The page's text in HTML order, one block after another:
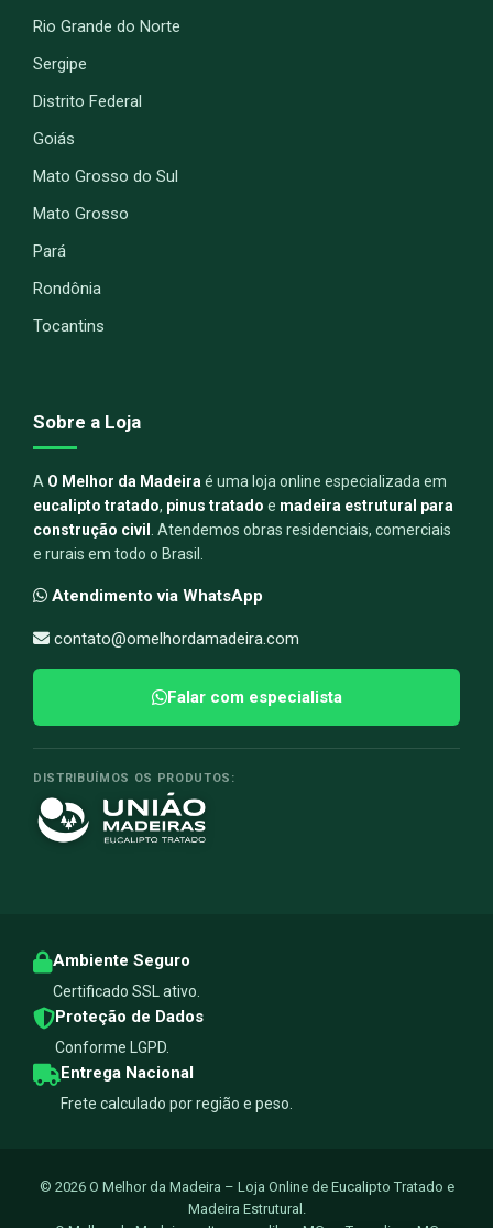
Rio Grande do Norte
Sergipe
Distrito Federal
Goiás
Mato Grosso do Sul
Mato Grosso
Pará
Rondônia
Tocantins
Sobre a Loja
A O Melhor da Madeiraé uma loja online especializada em
eucalipto tratado, pinus tratado e madeira estrutural para
construção civil . Atendemos obras residenciais, comerciais
e rurais em todo o Brasil.
Atendimento via WhatsApp
contato@omelhordamadeira.com
Falar com especialista
DISTRIBUÍMOS OS PRODUTOS:
Ambiente Seguro
Certificado SSL ativo.
Proteção de Dados
Conforme LGPD.
Entrega Nacional
Frete calculado por região e peso.
© 2026 O Melhor da Madeira – Loja Online de Eucalipto Tratado e
Madeira Estrutural.